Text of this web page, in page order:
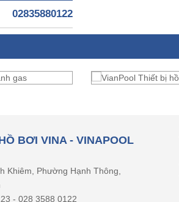
02835880122
BƠI VINA - VINAPOOL
Khiêm, Phường Hạnh Thông,
- 028 3588 0122